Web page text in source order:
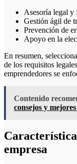
Asesoría legal y
Gestión ágil de
Prevención de
Apoyo en la
En resumen,
de los requisitos
emprendedores se
Contenido
consejos y
empresa